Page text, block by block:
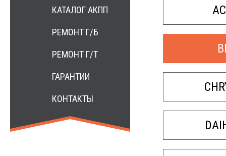
КАТАЛОГ АКПП
РЕМОНТ Г/Б
РЕМОНТ Г/Т
ГАРАНТИИ
КОНТАКТЫ